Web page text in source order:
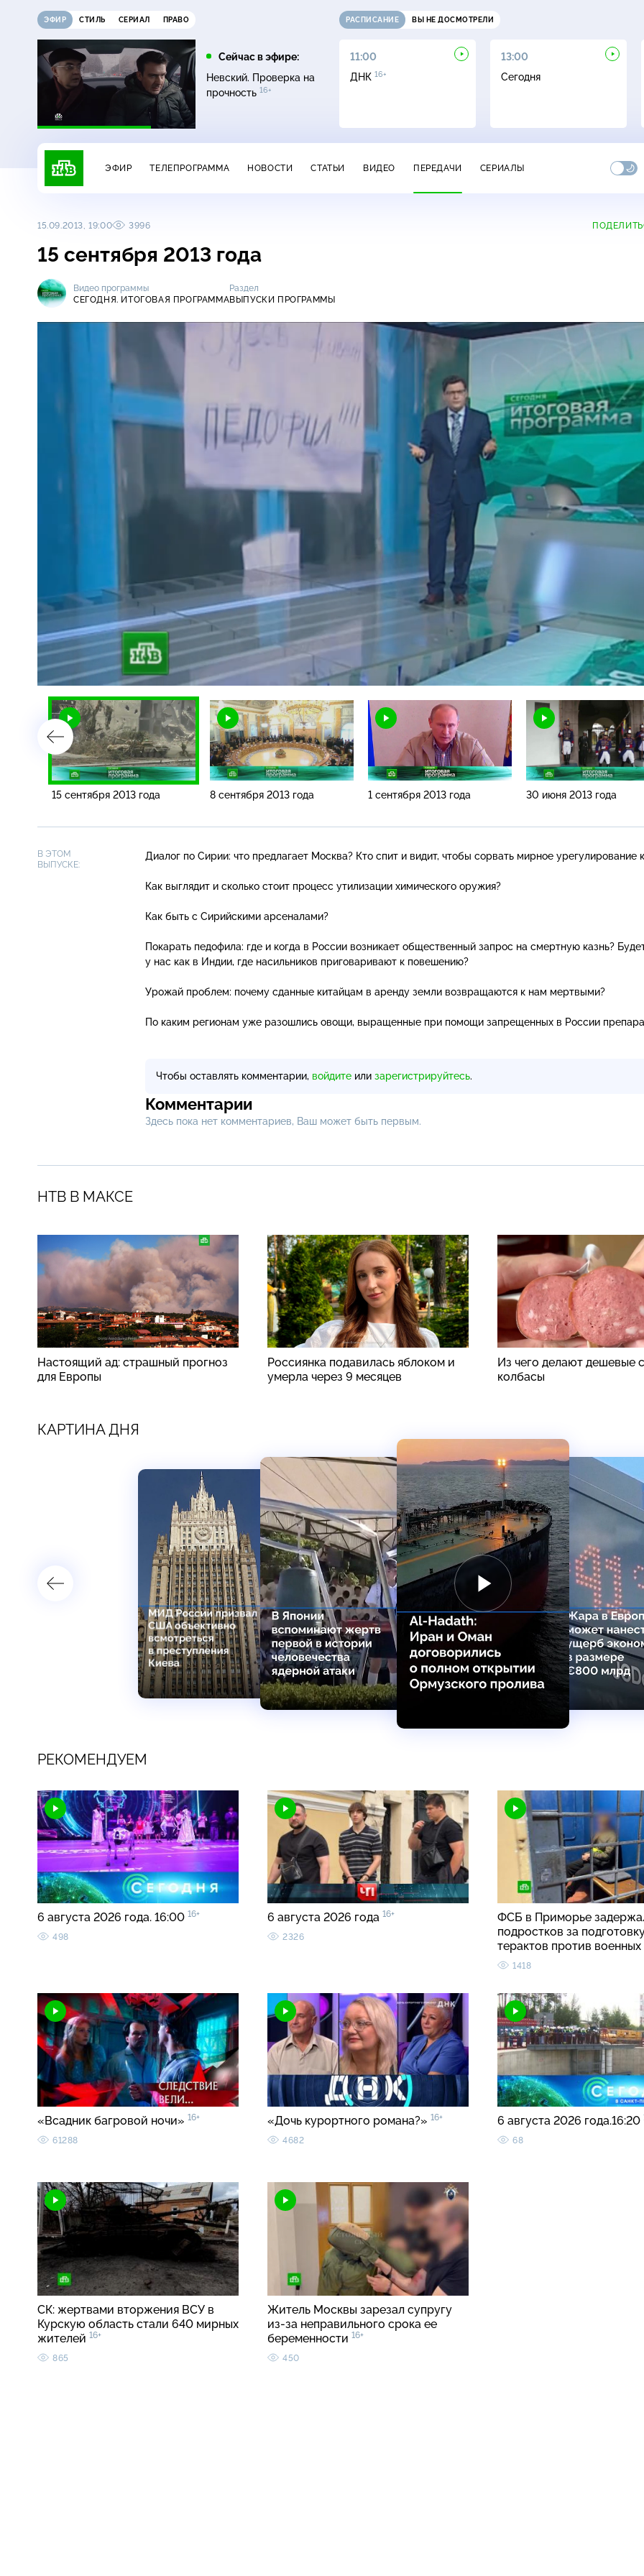
ЭФИР СТИЛЬ СЕРИАЛ ПРАВО
Сейчас в эфире:
Невский. Проверка на
прочность 16+
РАСПИСАНИЕ ВЫ НЕ ДОСМОТРЕЛИ
10:00
Сегодня
10:25
ЧП
11:00
ДНК 16+
13:00
Сегодня
ЭФИР ТЕЛЕПРОГРАММА НОВОСТИ СТАТЬИ ВИДЕО ПЕРЕДАЧИ СЕРИАЛЫ
15.09.2013, 19:00 3996
15 сентября 2013 года
Видео программы
СЕГОДНЯ. ИТОГОВАЯ ПРОГРАММА
Раздел
ВЫПУСКИ ПРОГРАММЫ
/
Загрузка:
15 сентября 2013 года 8 сентября 2013 года 1 сентября 2013 года 30 июня 2013 года
В ЭТОМ
ВЫПУСКЕ:
Диалог по Сирии: что предлагает Москва? Кто спит и видит, чтобы сорвать мирное урегулирование
Как выглядит и сколько стоит процесс утилизации химического оружия?
Как быть с Сирийскими арсеналами?
Покарать педофила: где и когда в России возникает общественный запрос на смертную казнь?
у нас как в Индии, где насильников приговаривают к повешению?
Урожай проблем: почему сданные китайцам в аренду земли возвращаются к нам мертвыми?
По каким регионам уже разошлись овощи, выращенные при помощи запрещенных в России
Чтобы оставлять комментарии, войдите или зарегистрируйтесь.
Комментарии
Здесь пока нет комментариев, Ваш может быть первым.
НТВ В МАКСЕ
Настоящий ад: страшный прогноз
для Европы
Россиянка подавилась яблоком и
умерла через 9 месяцев
Из чего делают дешевые
колбасы
КАРТИНА ДНЯ
РЕКОМЕНДУЕМ
6 августа 2026 года. 16:00 16+
498
6 августа 2026 года 16+
2326
ФСБ в Приморье
подростков за
терактов против военных
1418
«Всадник багровой ночи» 16+
61288
«Дочь курортного романа?» 16+
4682
6 августа 2026 года.16:20
68
СК: жертвами вторжения ВСУ в
Курскую область стали 640 мирных
жителей 16+
865
Житель Москвы зарезал супругу
из-за неправильного срока ее
беременности 16+
450